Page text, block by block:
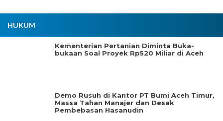
HUKUM
Kementerian Pertanian Diminta Buka-
bukaan Soal Proyek Rp520 Miliar di Aceh
Demo Rusuh di Kantor PT Bumi Aceh Timur,
Massa Tahan Manajer dan Desak
Pembebasan Hasanudin